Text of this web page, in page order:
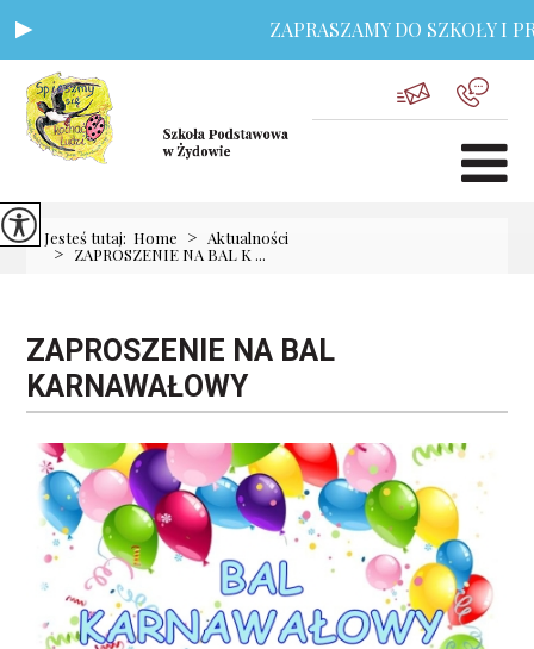
ZAPRASZAMY DO SZKOŁY I
Jesteś tutaj: Home > Aktualności
> ZAPROSZENIE NA BAL K ...
ZAPROSZENIE NA BAL
KARNAWAŁOWY